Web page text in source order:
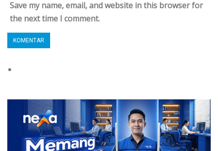
Save my name, email, and website in this browser for
the next time I comment.